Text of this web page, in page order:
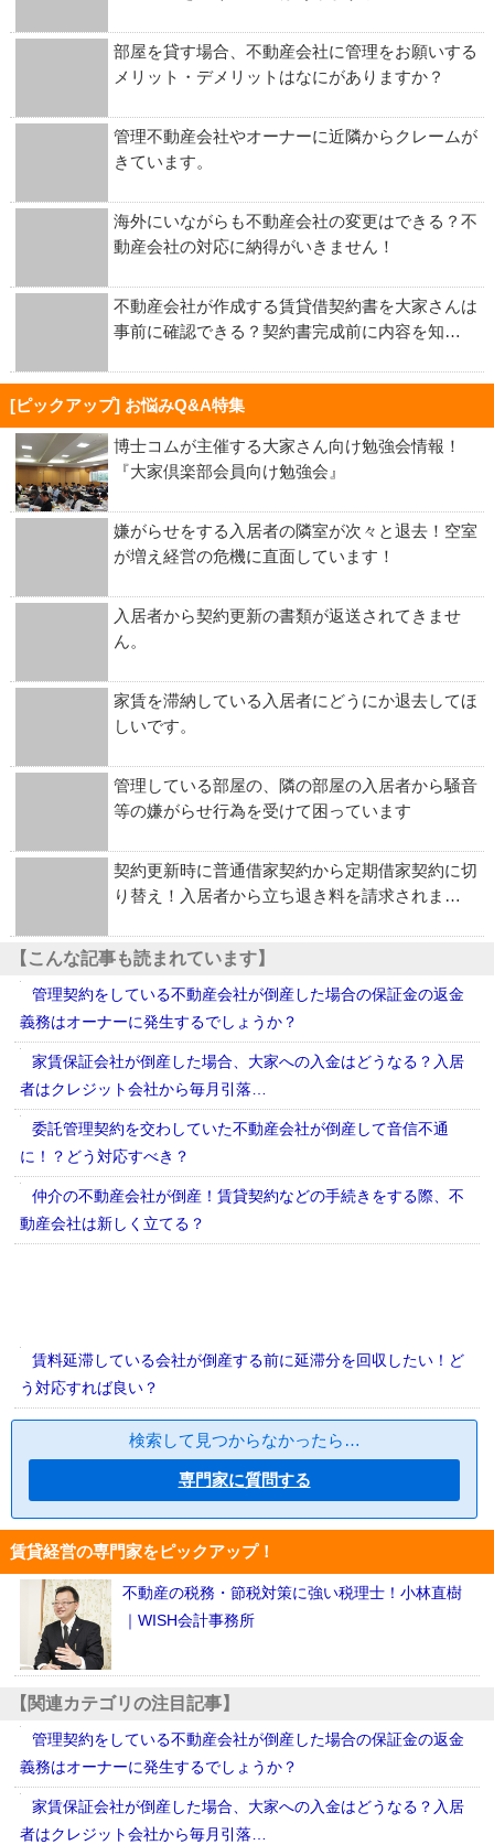
部屋を貸す場合、不動産会社に管理をお願いする
メリット・デメリットはなにがありますか？
管理不動産会社やオーナーに近隣からクレームが
きています。
海外にいながらも不動産会社の変更はできる？不
動産会社の対応に納得がいきません！
不動産会社が作成する賃貸借契約書を大家さんは
事前に確認できる？契約書完成前に内容を知…
[ピックアップ] お悩みQ&A特集
博士コムが主催する大家さん向け勉強会情報！
『大家倶楽部会員向け勉強会』
嫌がらせをする入居者の隣室が次々と退去！空室
が増え経営の危機に直面しています！
入居者から契約更新の書類が返送されてきませ
ん。
家賃を滞納している入居者にどうにか退去してほ
しいです。
管理している部屋の、隣の部屋の入居者から騒音
等の嫌がらせ行為を受けて困っています
契約更新時に普通借家契約から定期借家契約に切
り替え！入居者から立ち退き料を請求されま…
【こんな記事も読まれています】
管理契約をしている不動産会社が倒産した場合の保証金の返金
義務はオーナーに発生するでしょうか？
家賃保証会社が倒産した場合、大家への入金はどうなる？入居
者はクレジット会社から毎月引落…
委託管理契約を交わしていた不動産会社が倒産して音信不通
に！？どう対応すべき？
仲介の不動産会社が倒産！賃貸契約などの手続きをする際、不
動産会社は新しく立てる？
賃料延滞している会社が倒産する前に延滞分を回収したい！ど
う対応すれば良い？
検索して見つからなかったら…
専門家に質問する
賃貸経営の専門家をピックアップ！
不動産の税務・節税対策に強い税理士！小林直樹
｜WISH会計事務所
【関連カテゴリの注目記事】
管理契約をしている不動産会社が倒産した場合の保証金の返金
義務はオーナーに発生するでしょうか？
家賃保証会社が倒産した場合、大家への入金はどうなる？入居
者はクレジット会社から毎月引落…